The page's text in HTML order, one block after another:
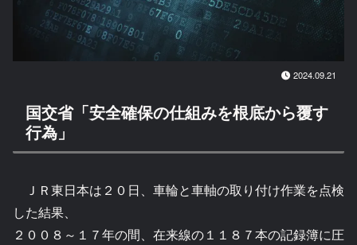
2024.09.21
国交省「安全確保の仕組みを根底から覆す
行為」
ＪＲ東日本は２０日、車輪と車軸の取り付け作業を点検
した結果、
２００８～１７年の間、在来線の１１８７本の記録簿に圧